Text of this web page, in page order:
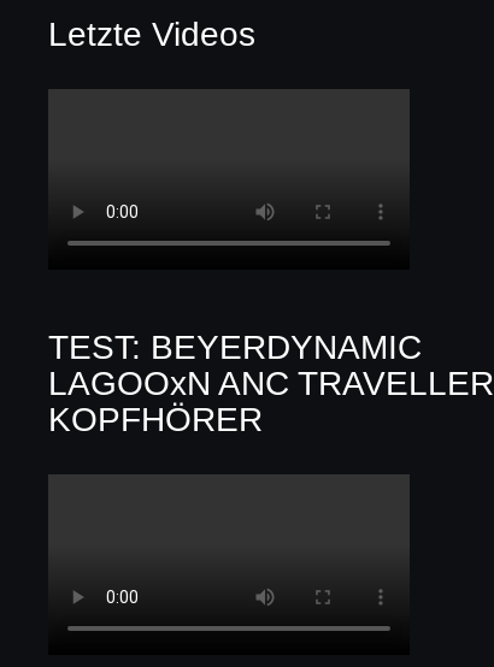
Letzte Videos
TEST: BEYERDYNAMIC
LAGOOxN ANC TRAVELLER
KOPFHÖRER